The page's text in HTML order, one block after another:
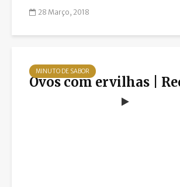
28 Março, 2018
MINUTO DE SABOR
Ovos com ervilhas |